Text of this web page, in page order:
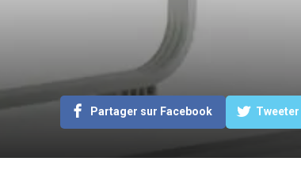
Partager sur Facebook Tweeter